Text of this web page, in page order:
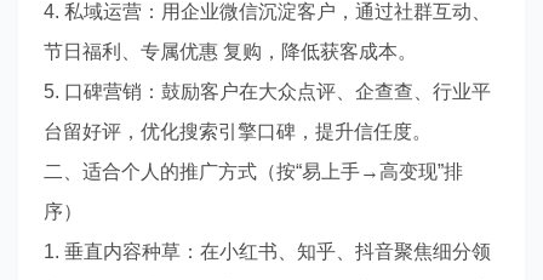
4. 私域运营：用企业微信沉淀客户，通过社群互动、
节日福利、专属优惠 复购，降低获客成本。
5. 口碑营销：鼓励客户在大众点评、企查查、行业平
台留好评，优化搜索引擎口碑，提升信任度。
二、适合个人的推广方式（按“易上手→高变现”排
序）
1. 垂直内容种草：在小红书、知乎、抖音聚焦细分领